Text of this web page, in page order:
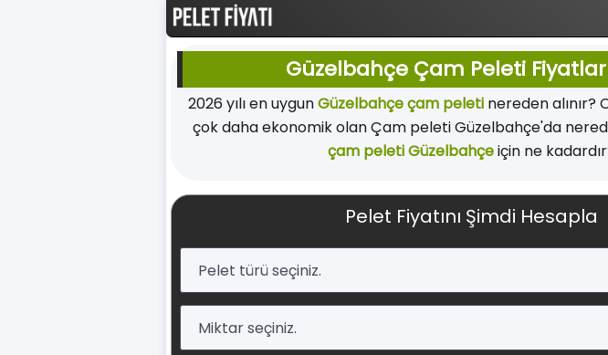
Güzelbahçe Çam Peleti
2026 yılı en uygunGüzelbahçe çam peletinereden alınır?
çok daha ekonomik olan Çam peleti Güzelbahçe'da
çam peleti Güzelbahçeiçin ne
Pelet Fiyatını Şimdi Hesapla